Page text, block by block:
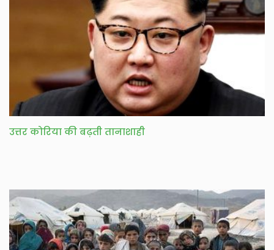
उत्तर कोरिया की बढ़ती तानाशाही